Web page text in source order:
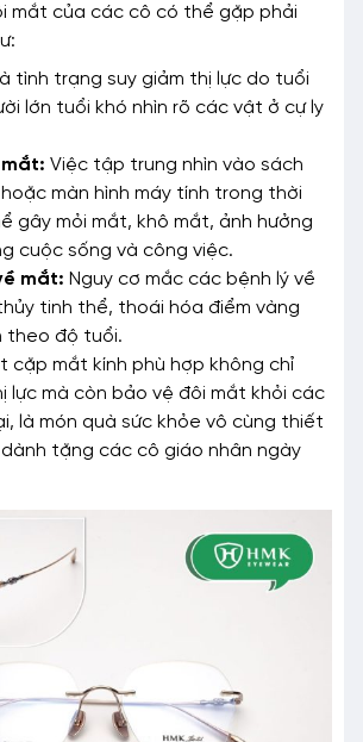
mắt của các cô có thể gặp phải
tình trạng suy giảm thị lực do tuổi
lớn tuổi khó nhìn rõ các vật ở cự ly
mắt: Việc tập trung nhìn vào sách
màn hình máy tính trong thời
gây mỏi mắt, khô mắt, ảnh hưởng
cuộc sống và công việc.
mắt: Nguy cơ mắc các bệnh lý về
tinh thể, thoái hóa điểm vàng
theo độ tuổi.
cặp mắt kính phù hợp không chỉ
lực mà còn bảo vệ đôi mắt khỏi các
là món quà sức khỏe vô cùng thiết
tặng các cô giáo nhân ngày